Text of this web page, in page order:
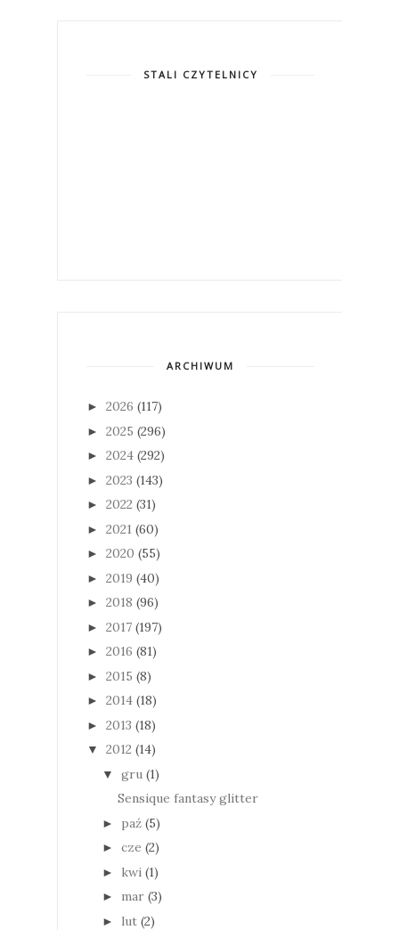
STALI CZYTELNICY
ARCHIWUM
► 2026 (117)
► 2025 (296)
► 2024 (292)
► 2023 (143)
► 2022 (31)
► 2021 (60)
► 2020 (55)
► 2019 (40)
► 2018 (96)
► 2017 (197)
► 2016 (81)
► 2015 (8)
► 2014 (18)
► 2013 (18)
▼ 2012 (14)
▼ gru (1)
Sensique fantasy glitter
► paź (5)
► cze (2)
► kwi (1)
► mar (3)
► lut (2)